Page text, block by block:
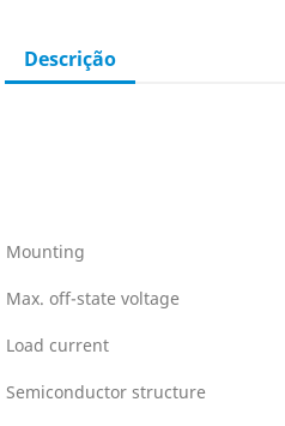
Descrição
Mounting
Max. off-state voltage
Load current
Semiconductor structure